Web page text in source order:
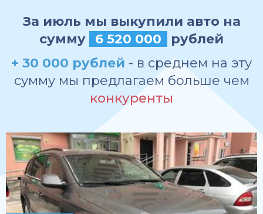
За июль мы выкупили авто на
сумму
6 520 000
рублей
+ 30 000 рублей - в среднем на эту
сумму мы предлагаем больше чем
конкуренты